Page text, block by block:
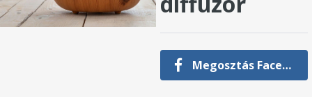
Megosztás Facebookon